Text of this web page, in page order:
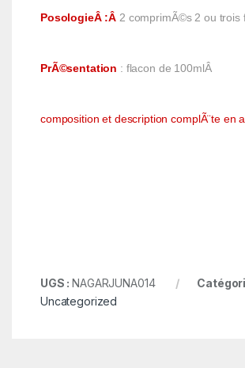
PosologieÂ :Â2 comprimÃ©s 2 ou trois
PrÃ©sentation : flacon de 100mlÂ
composition et description complÃ¨te en
UGS :NAGARJUNA014
Uncategorized